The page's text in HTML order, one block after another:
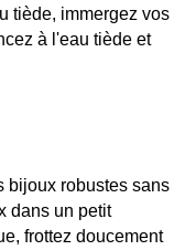
tiède, immergez vos
à l'eau tiède et
bijoux robustes sans
dans un petit
frottez doucement